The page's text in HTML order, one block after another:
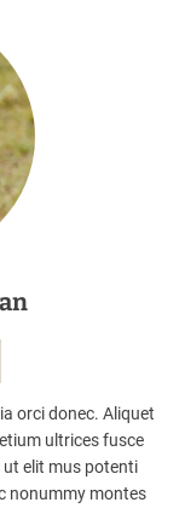
orci donec. Aliquet
ultrices fusce
elit mus potenti
nonummy montes